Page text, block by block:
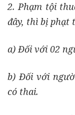
2. Phạm tội
đây, thì bị phạt
a) Đối với 02
b) Đối với
có thai.